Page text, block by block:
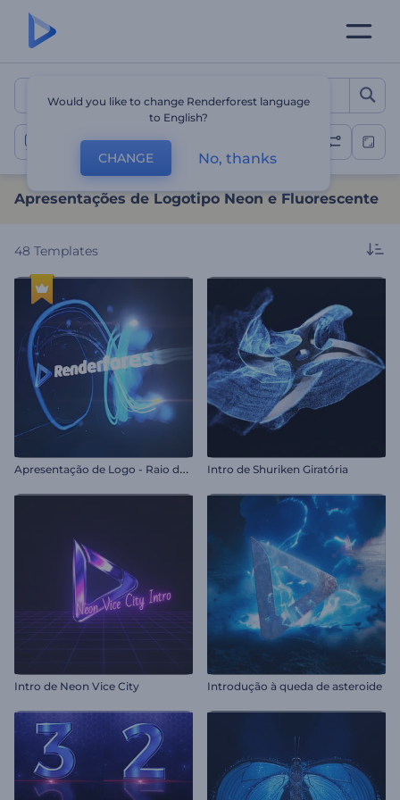
Apresentações de
Apresentações de Logotipo em Neon
Apresentações de Logotipo Neon e Fluorescente
48 Templates
A
presentação de Logo - Raio de Luz Veloz Intro de Shuriken Giratória
Intro de Neon Vice City Introdução à queda de asteroide
Would you like to change Renderforest language
to English?
CHANGE No, thanks